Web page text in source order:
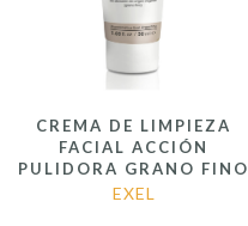
CREMA DE LIMPIEZA
FACIAL ACCIÓN
PULIDORA GRANO FINO
EXEL